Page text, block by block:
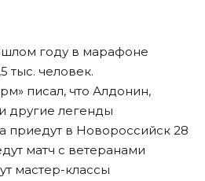
году в марафоне
тыс. человек.
писал, что Алдонин,
другие легенды
приедут в Новороссийск 28
матч с ветеранами
мастер-классы